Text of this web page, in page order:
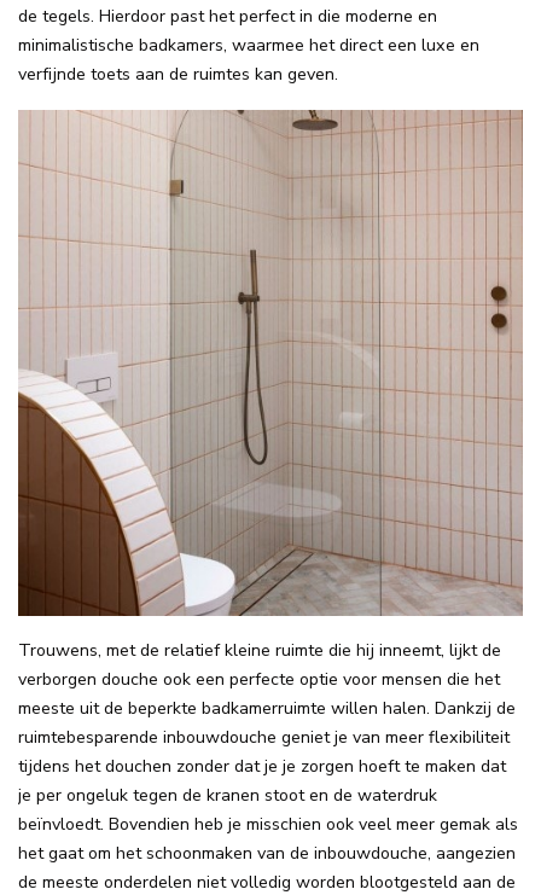
de tegels. Hierdoor past het perfect in die moderne en
minimalistische badkamers, waarmee het direct een luxe en
verfijnde toets aan de ruimtes kan geven.
Trouwens, met de relatief kleine ruimte die hij inneemt, lijkt de
verborgen douche ook een perfecte optie voor mensen die het
meeste uit de beperkte badkamerruimte willen halen. Dankzij de
ruimtebesparende inbouwdouche geniet je van meer flexibiliteit
tijdens het douchen zonder dat je je zorgen hoeft te maken dat
je per ongeluk tegen de kranen stoot en de waterdruk
beïnvloedt. Bovendien heb je misschien ook veel meer gemak als
het gaat om het schoonmaken van de inbouwdouche, aangezien
de meeste onderdelen niet volledig worden blootgesteld aan de